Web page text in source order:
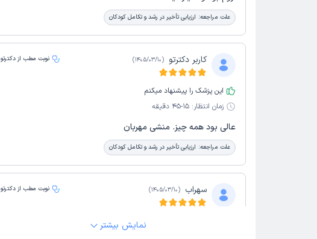
علت مراجعه: ارزیابی تأخیر در رشد و تکامل کودکان
کاربر دکترتو (
1405/03/10
) نوبت مطب از دکترتو
این پزشک را پیشنهاد میکنم
زمان انتظار: 15-45 دقیقه
عالی بود همه چیز. منشی مهربان
علت مراجعه: ارزیابی تأخیر در رشد و تکامل کودکان
سهراب (
1405/03/10
) نوبت مطب از دکترتو
این پزشک را پیشنهاد میکنمنمایش بیشتر